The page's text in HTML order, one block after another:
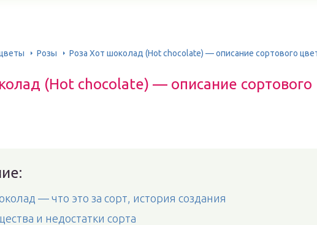
Розы Роза Хот шоколад (Hot chocolate) — описание сортового
(Hot chocolate) — описание сортового
— что это за сорт, история создания
и недостатки сорта